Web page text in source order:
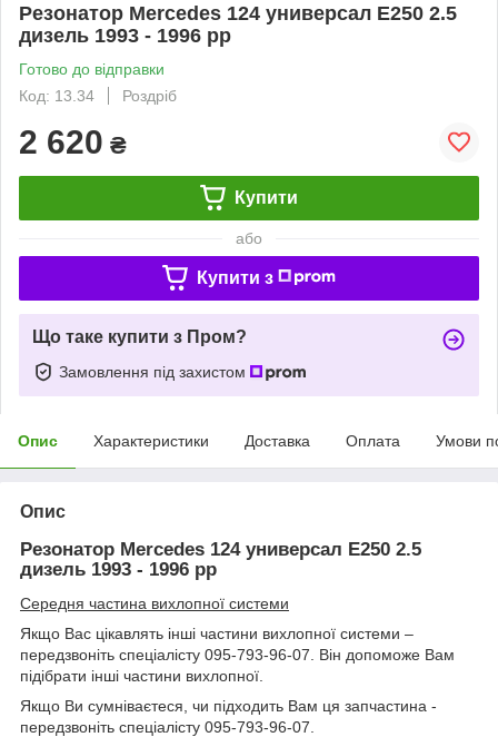
Резонатор Mercedes 124 универсал E250 2.5
дизель 1993 - 1996 рр
Готово до відправки
Код: 13.34
Роздріб
2 620 ₴
Купити
або
Купити з
Що таке купити з Пром?
Замовлення під захистом
Опис Характеристики Доставка Оплата Умови
Опис
Резонатор Mercedes 124 универсал E250 2.5
дизель 1993 - 1996 рр
Середня частина вихлопної системи
Якщо Вас цікавлять інші частини вихлопної системи –
передзвоніть спеціалісту 095-793-96-07. Він допоможе Вам
підібрати інші частини вихлопної.
Якщо Ви сумніваєтеся, чи підходить Вам ця запчастина -
передзвоніть спеціалісту 095-793-96-07.